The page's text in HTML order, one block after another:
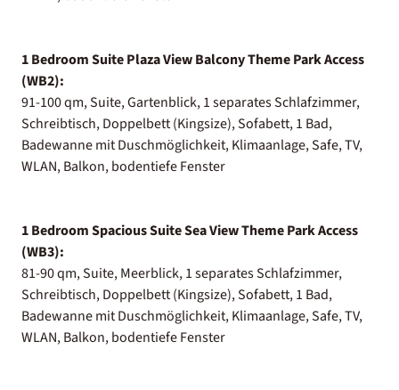
1 Bedroom Suite Plaza View Balcony Theme Park Access
(WB2):
91-100 qm, Suite, Gartenblick, 1 separates Schlafzimmer,
Schreibtisch, Doppelbett (Kingsize), Sofabett, 1 Bad,
Badewanne mit Duschmöglichkeit, Klimaanlage, Safe, TV,
WLAN, Balkon, bodentiefe Fenster
1 Bedroom Spacious Suite Sea View Theme Park Access
(WB3):
81-90 qm, Suite, Meerblick, 1 separates Schlafzimmer,
Schreibtisch, Doppelbett (Kingsize), Sofabett, 1 Bad,
Badewanne mit Duschmöglichkeit, Klimaanlage, Safe, TV,
WLAN, Balkon, bodentiefe Fenster